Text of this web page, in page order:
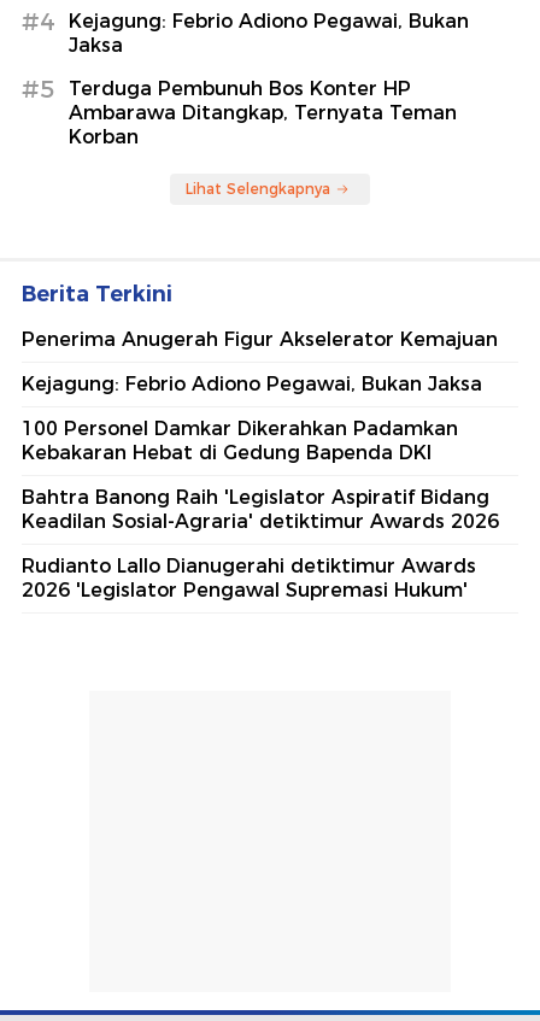
#4
Kejagung: Febrio Adiono Pegawai, Bukan
Jaksa
#5
Terduga Pembunuh Bos Konter HP
Ambarawa Ditangkap, Ternyata Teman
Korban
Lihat Selengkapnya
Berita Terkini
Penerima Anugerah Figur Akselerator Kemajuan
Kejagung: Febrio Adiono Pegawai, Bukan Jaksa
100 Personel Damkar Dikerahkan Padamkan
Kebakaran Hebat di Gedung Bapenda DKI
Bahtra Banong Raih 'Legislator Aspiratif Bidang
Keadilan Sosial-Agraria' detiktimur Awards 2026
Rudianto Lallo Dianugerahi detiktimur Awards
2026 'Legislator Pengawal Supremasi Hukum'